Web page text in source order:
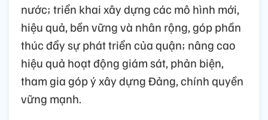
nước; triển khai xây dựng các mô hình mới,
hiệu quả, bền vững và nhân rộng, góp phần
thúc đẩy sự phát triển của quận; nâng cao
hiệu quả hoạt động giám sát, phản biện,
tham gia góp ý xây dựng Đảng, chính quyền
vững mạnh.